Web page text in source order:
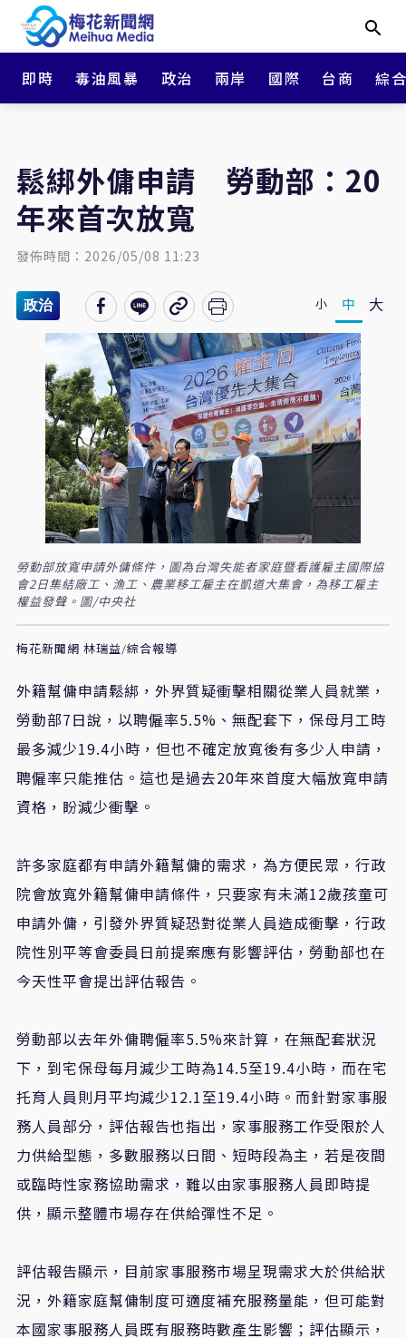
即時 毒油風暴 政治 兩岸 國際 台商 綜
鬆綁外傭申請 勞動部：20
年來首次放寬
發佈時間：2026/05/08 11:23
政治 小 中 大
勞動部放寬申請外傭條件，圖為台灣失能者家庭暨看護雇主國際協
會2日集結廠工、漁工、農業移工雇主在凱道大集會，為移工雇主
權益發聲。圖/中央社
梅花新聞網 林瑞益/綜合報導
外籍幫傭申請鬆綁，外界質疑衝擊相關從業人員就業，
勞動部7日說，以聘僱率5.5%、無配套下，保母月工時
最多減少19.4小時，但也不確定放寬後有多少人申請，
聘僱率只能推估。這也是過去20年來首度大幅放寬申請
資格，盼減少衝擊。
許多家庭都有申請外籍幫傭的需求，為方便民眾，行政
院會放寬外籍幫傭申請條件，只要家有未滿12歲孩童可
申請外傭，引發外界質疑恐對從業人員造成衝擊，行政
院性別平等會委員日前提案應有影響評估，勞動部也在
今天性平會提出評估報告。
勞動部以去年外傭聘僱率5.5%來計算，在無配套狀況
下，到宅保母每月減少工時為14.5至19.4小時，而在宅
托育人員則月平均減少12.1至19.4小時。而針對家事服
務人員部分，評估報告也指出，家事服務工作受限於人
力供給型態，多數服務以日間、短時段為主，若是夜間
或臨時性家務協助需求，難以由家事服務人員即時提
供，顯示整體市場存在供給彈性不足。
評估報告顯示，目前家事服務市場呈現需求大於供給狀
況，外籍家庭幫傭制度可適度補充服務量能，但可能對
本國家事服務人員既有服務時數產生影響；評估顯示，